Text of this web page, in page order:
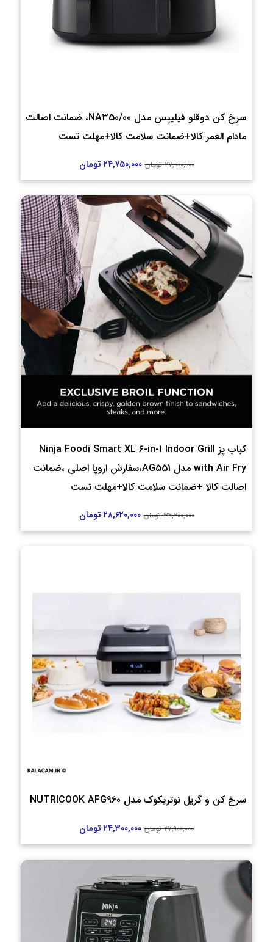
سرخ کن دوقلو فیلیپس مدل NA350/00، ضمانت اصالت
مادام العمر کالا+ضمانت سلامت کالا+مهلت تست
۲۷,۰۰۰,۰۰۰ تومان ۲۴,۷۵۰,۰۰۰ تومان
کباب پز Ninja Foodi Smart XL 6-in-1 Indoor Grill
with Air Fry مدل AG551،سفارش اروپا اصلی ،ضمانت
اصالت کالا +ضمانت سلامت کالا+مهلت تست
۳۴,۲۰۰,۰۰۰ تومان ۲۸,۶۲۰,۰۰۰ تومان
سرخ کن و گریل نوتریکوک مدل NUTRICOOK AFG960
۲۷,۹۰۰,۰۰۰ تومان ۲۴,۳۰۰,۰۰۰ تومان